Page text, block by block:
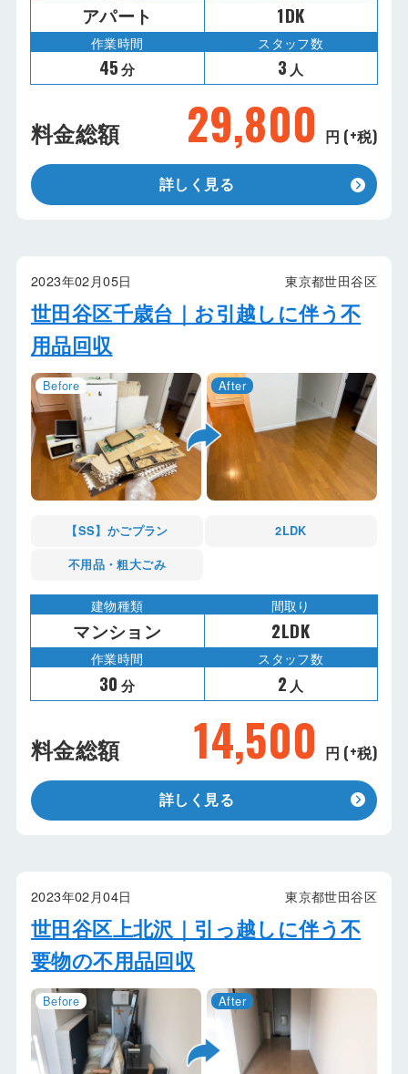
アパート 1DK
作業時間
45 分
スタッフ数
3 人
料金総額 29,800 円 (+税)
詳しく見る
2023年02月05日 東京都世田谷区
世田谷区千歳台｜お引越しに伴う不
用品回収
【SS】かごプラン 2LDK
不用品・粗大ごみ
建物種類
マンション
間取り
2LDK
作業時間
30 分
スタッフ数
2 人
料金総額 14,500 円 (+税)
詳しく見る
2023年02月04日 東京都世田谷区
世田谷区上北沢｜引っ越しに伴う不
要物の不用品回収